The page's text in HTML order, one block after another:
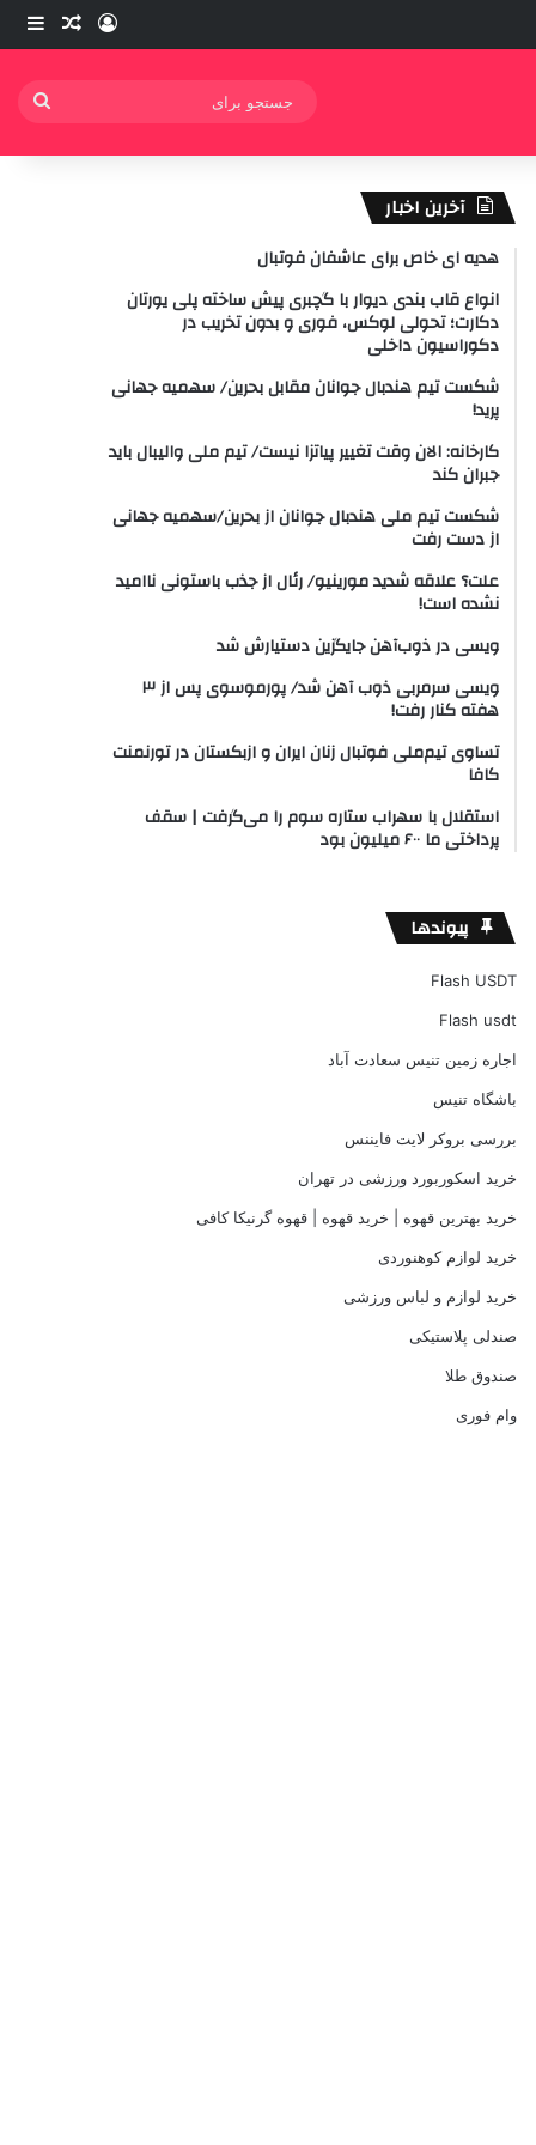
ورود نوشته
آخرین اخبار
هدیه ای خاص برای عاشفان فوتبال
انواع قاب بندی دیوار با گچبری پیش ساخته پلی یورتان
دکارت؛ تحولی لوکس، فوری و بدون تخریب در
دکوراسیون داخلی
شکست تیم هندبال جوانان مقابل بحرین/ سهمیه جهانی
پرید!
کارخانه: الان وقت تغییر پیاتزا نیست/ تیم ملی والیبال باید
جبران کند
شکست تیم ملی هندبال جوانان از بحرین/سهمیه جهانی
از دست رفت
علت؟ علاقه شدید مورینیو/ رئال از جذب باستونی ناامید
نشده است!
ویسی در ذوب‌آهن جایگزین دستیارش شد
ویسی سرمربی ذوب آهن شد/ پورموسوی پس از ۳
هفته کنار رفت!
تساوی تیم‌ملی فوتبال زنان ایران و ازبکستان در تورنمنت
کافا
استقلال با سهراب ستاره سوم را می‌گرفت | سقف
پرداختی ما ۶۰۰ میلیون بود
پیوندها
Flash USDT
Flash usdt
اجاره زمین تنیس سعادت آباد
باشگاه تنیس
بررسی بروکر لایت فایننس
خرید اسکوربورد ورزشی در تهران
خرید بهترین قهوه | خرید قهوه | قهوه گرنیکا کافی
خرید لوازم کوهنوردی
خرید لوازم و لباس ورزشی
صندلی پلاستیکی
صندوق طلا
وام فوری